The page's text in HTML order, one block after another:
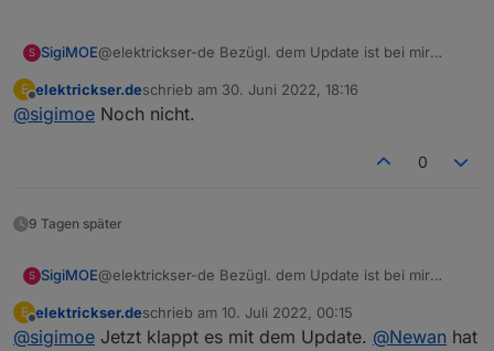
S SigiMOE@elektrickser-de Bezügl. dem Update ist bei mir
E
Offline
elektrickser.deschrieb am 30. Juni 2022, 18:16
zuletzt editiert von
@sigimoe Noch nicht.
0
9 Tagen später
S SigiMOE@elektrickser-de Bezügl. dem Update ist bei mir
E
Offline
elektrickser.deschrieb am 10. Juli 2022, 00:15
zuletzt editiert von
@sigimoe Jetzt klappt es mit dem Update. @Newan hat